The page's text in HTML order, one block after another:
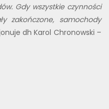
Gdy wszystkie czynności
zakończone, samochody
dh Karol Chronowski –